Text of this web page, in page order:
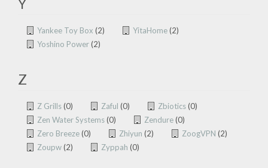
Y
Yankee Toy Box (2) YitaHome(2)
Yoshino Power(2)
Z
Z Grills(0) Zaful (0) Zbiotics(0)
Zen Water Systems(0) Zendure(0)
Zero Breeze(0) Zhiyun (2) ZoogVPN (2)
Zoupw(2) Zyppah (0)